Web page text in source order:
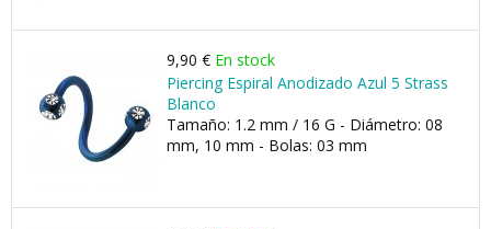
9,90 € En stock
Piercing Espiral Anodizado Azul 5 Strass
Blanco
Tamaño: 1.2 mm / 16 G - Diámetro: 08
mm, 10 mm - Bolas: 03 mm